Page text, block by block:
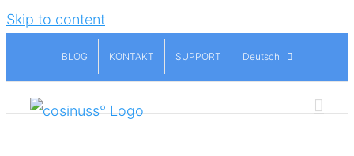
Skip to content
BLOG KONTAKT SUPPORT Deutsch